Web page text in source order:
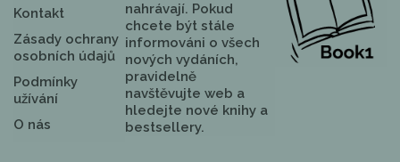
Kontakt
Zásady ochrany
osobních údajů
Podmínky
užívání
O nás
nahrávají. Pokud
chcete být stále
informováni o všech
nových vydáních,
pravidelně
navštěvujte web a
hledejte nové knihy a
bestsellery.